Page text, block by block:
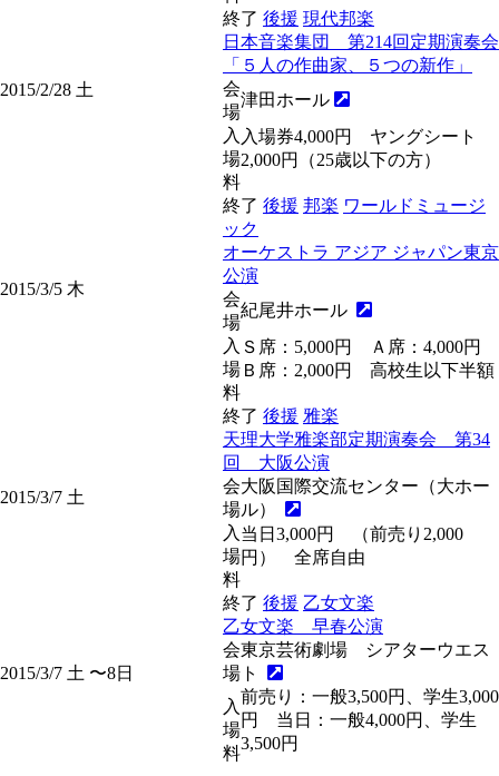
2015/2/28 土
終了 後援 現代邦楽
日本音楽集団 第214回定期演奏会
「５人の作曲家、５つの新作」
会
場
津田ホール
入
場
料
入場券4,000円 ヤングシート
2,000円（25歳以下の方）
2015/3/5 木
終了 後援 邦楽 ワールドミュージ
ック
オーケストラ アジア ジャパン東京
公演
会
場
紀尾井ホール
入
場
料
Ｓ席：5,000円 Ａ席：4,000円
Ｂ席：2,000円 高校生以下半額
2015/3/7 土
終了 後援 雅楽
天理大学雅楽部定期演奏会 第34
回 大阪公演
会
場
大阪国際交流センター（大ホー
ル）
入
場
料
当日3,000円 （前売り2,000
円） 全席自由
2015/3/7 土 〜8日
終了 後援 乙女文楽
乙女文楽 早春公演
会
場
東京芸術劇場 シアターウエス
ト
入
場
料
前売り：一般3,500円、学生3,000
円 当日：一般4,000円、学生
3,500円